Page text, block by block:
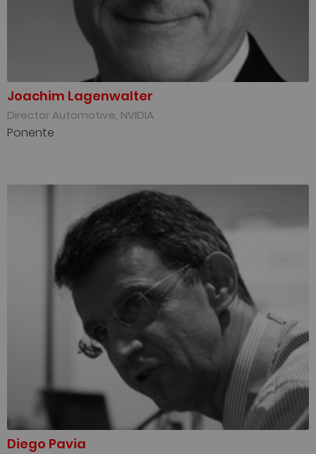
Joachim Lagenwalter
Director Automotive, NVIDIA
Ponente
Diego Pavia